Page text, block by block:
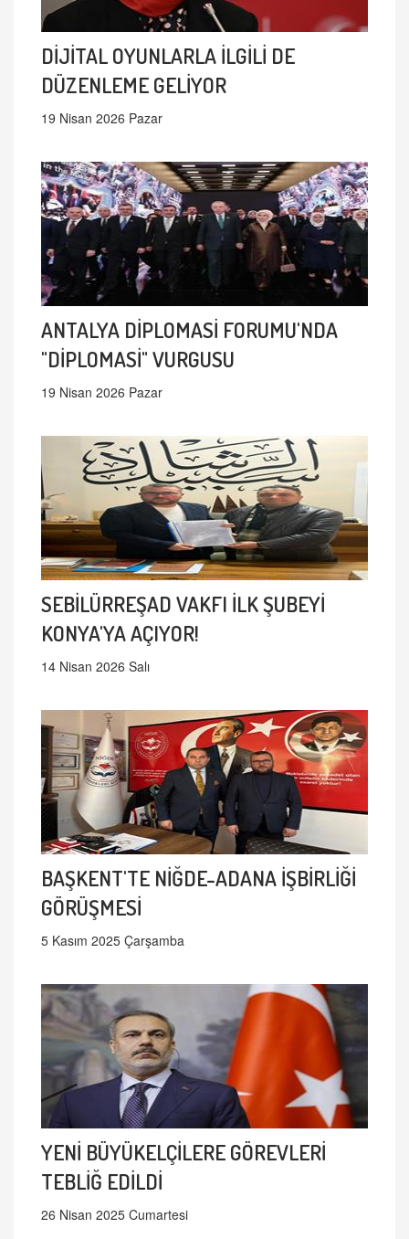
DİJİTAL OYUNLARLA İLGİLİ DE
DÜZENLEME GELİYOR
19 Nisan 2026 Pazar
ANTALYA DİPLOMASİ FORUMU'NDA
"DİPLOMASİ" VURGUSU
19 Nisan 2026 Pazar
SEBİLÜRREŞAD VAKFI İLK ŞUBEYİ
KONYA'YA AÇIYOR!
14 Nisan 2026 Salı
BAŞKENT'TE NİĞDE-ADANA İŞBİRLİĞİ
GÖRÜŞMESİ
5 Kasım 2025 Çarşamba
YENİ BÜYÜKELÇİLERE GÖREVLERİ
TEBLİĞ EDİLDİ
26 Nisan 2025 Cumartesi